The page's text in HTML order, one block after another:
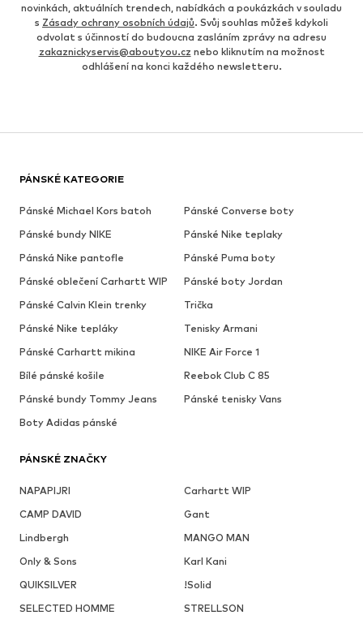
novinkách, aktuálních trendech, nabídkách a poukázkách v souladu
s Zásady ochrany osobních údajů. Svůj souhlas můžeš kdykoli
odvolat s účinností do budoucna zasláním zprávy na adresu
zakaznickyservis@aboutyou.cz nebo kliknutím na možnost
odhlášení na konci každého newsletteru.
PÁNSKÉ KATEGORIE
Pánské Michael Kors batoh
Pánské Converse boty
Pánské bundy NIKE
Pánské Nike teplaky
Pánská Nike pantofle
Pánské Puma boty
Pánské oblečení Carhartt WIP
Pánské boty Jordan
Pánské Calvin Klein trenky
Trička
Pánské Nike tepláky
Tenisky Armani
Pánské Carhartt mikina
NIKE Air Force 1
Bílé pánské košile
Reebok Club C 85
Pánské bundy Tommy Jeans
Pánské tenisky Vans
Boty Adidas pánské
PÁNSKÉ ZNAČKY
NAPAPIJRI
Carhartt WIP
CAMP DAVID
Gant
Lindbergh
MANGO MAN
Only & Sons
Karl Kani
QUIKSILVER
!Solid
SELECTED HOMME
STRELLSON